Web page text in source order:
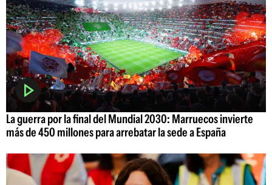
La guerra por la final del Mundial 2030: Marruecos invierte
más de 450 millones para arrebatar la sede a España